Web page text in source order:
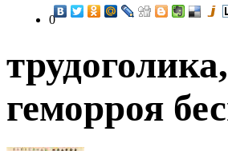
0
геморроя